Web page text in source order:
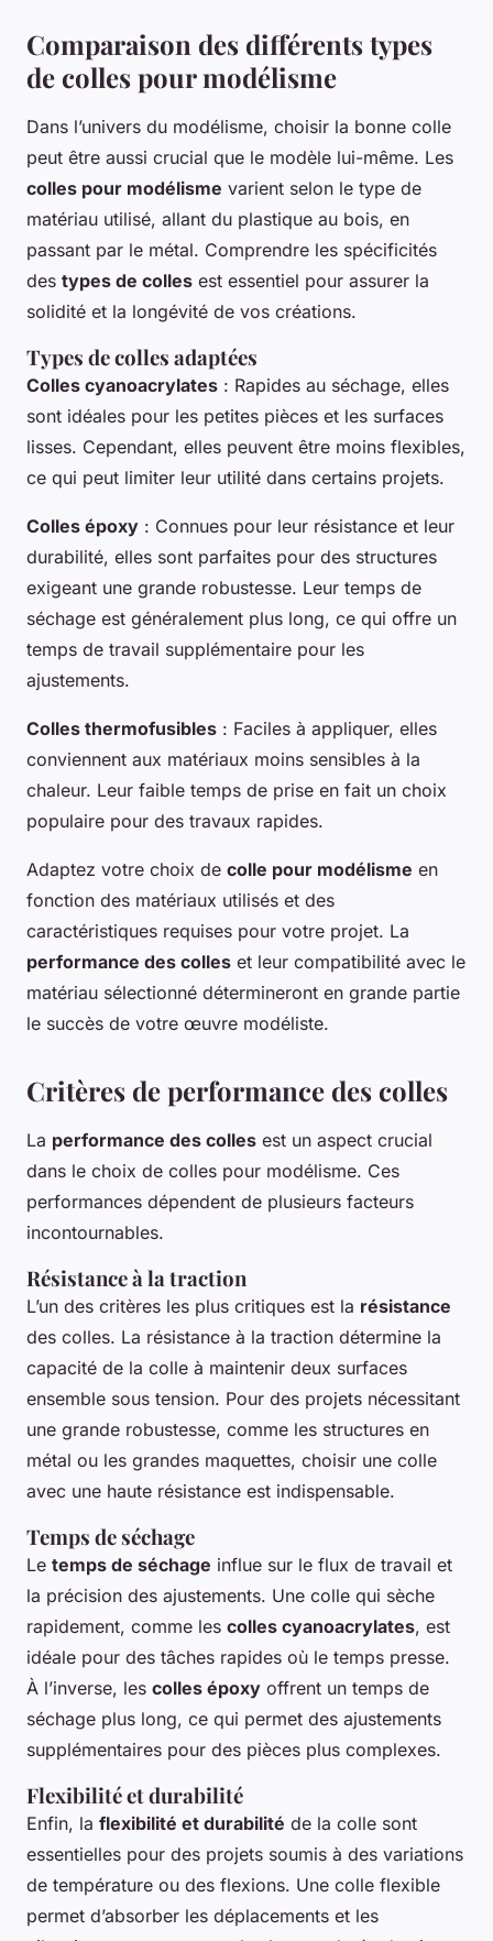
Comparaison des différents types
de colles pour modélisme
Dans l’univers du modélisme, choisir la bonne colle
peut être aussi crucial que le modèle lui-même. Les
colles pour modélisme varient selon le type de
matériau utilisé, allant du plastique au bois, en
passant par le métal. Comprendre les spécificités
des types de colles est essentiel pour assurer la
solidité et la longévité de vos créations.
Types de colles adaptées
Colles cyanoacrylates : Rapides au séchage, elles
sont idéales pour les petites pièces et les surfaces
lisses. Cependant, elles peuvent être moins flexibles,
ce qui peut limiter leur utilité dans certains projets.
Colles époxy : Connues pour leur résistance et leur
durabilité, elles sont parfaites pour des structures
exigeant une grande robustesse. Leur temps de
séchage est généralement plus long, ce qui offre un
temps de travail supplémentaire pour les
ajustements.
Colles thermofusibles : Faciles à appliquer, elles
conviennent aux matériaux moins sensibles à la
chaleur. Leur faible temps de prise en fait un choix
populaire pour des travaux rapides.
Adaptez votre choix de colle pour modélisme en
fonction des matériaux utilisés et des
caractéristiques requises pour votre projet. La
performance des colles et leur compatibilité avec le
matériau sélectionné détermineront en grande partie
le succès de votre œuvre modéliste.
Critères de performance des colles
La performance des colles est un aspect crucial
dans le choix de colles pour modélisme. Ces
performances dépendent de plusieurs facteurs
incontournables.
Résistance à la traction
L’un des critères les plus critiques est la résistance
des colles. La résistance à la traction détermine la
capacité de la colle à maintenir deux surfaces
ensemble sous tension. Pour des projets nécessitant
une grande robustesse, comme les structures en
métal ou les grandes maquettes, choisir une colle
avec une haute résistance est indispensable.
Temps de séchage
Le temps de séchage influe sur le flux de travail et
la précision des ajustements. Une colle qui sèche
rapidement, comme les colles cyanoacrylates, est
idéale pour des tâches rapides où le temps presse.
À l’inverse, les colles époxy offrent un temps de
séchage plus long, ce qui permet des ajustements
supplémentaires pour des pièces plus complexes.
Flexibilité et durabilité
Enfin, la flexibilité et durabilité de la colle sont
essentielles pour des projets soumis à des variations
de température ou des flexions. Une colle flexible
permet d’absorber les déplacements et les